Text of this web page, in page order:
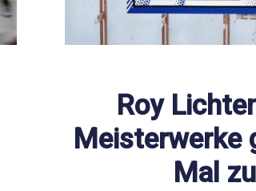
Roy
Meisterwerke
Mal